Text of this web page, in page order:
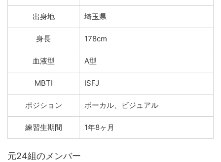
出身地 埼玉県
身長 178cm
血液型 A型
MBTI ISFJ
ポジション ボーカル、ビジュアル
練習生期間 1年8ヶ月
元24組のメンバー